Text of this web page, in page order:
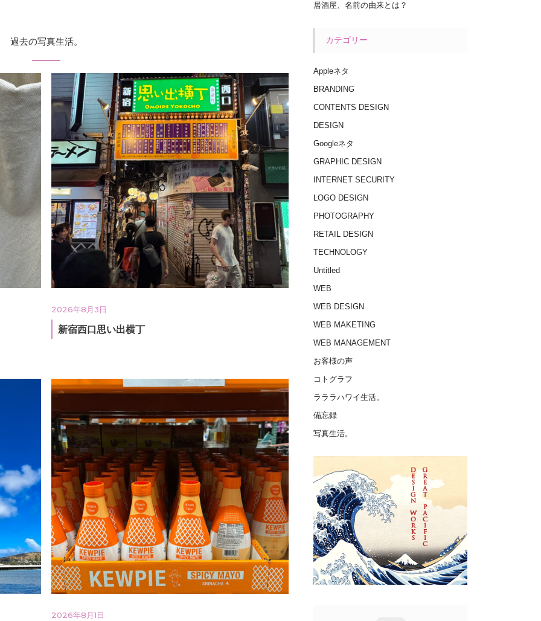
過去の写真生活。
2026年8月3日
新宿西口思い出横丁
2026年8月1日
居酒屋、名前の由来とは？
カテゴリー
Appleネタ
BRANDING
CONTENTS DESIGN
DESIGN
Googleネタ
GRAPHIC DESIGN
INTERNET SECURITY
LOGO DESIGN
PHOTOGRAPHY
RETAIL DESIGN
TECHNOLOGY
Untitled
WEB
WEB DESIGN
WEB MAKETING
WEB MANAGEMENT
お客様の声
コトグラフ
ラララハワイ生活。
備忘録
写真生活。